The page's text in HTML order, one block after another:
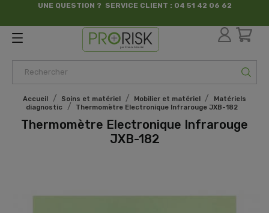
UNE QUESTION ? SERVICE CLIENT : 04 51 42 06 62
par France Sécurité
Accueil Soins et matériel Mobilier et matériel
Matériels
diagnostic
Thermomètre Electronique Infrarouge JXB-182
Thermomètre Electronique Infrarouge
JXB-182